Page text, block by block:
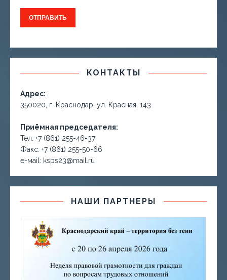
КОНТАКТЫ
Адрес:
350020, г. Краснодар, ул. Красная, 143
Приёмная председателя:
Тел. +7 (861) 255-46-37
Факс. +7 (861) 255-50-66
е-маil: ksps23@mail.ru
НАШИ ПАРТНЕРЫ